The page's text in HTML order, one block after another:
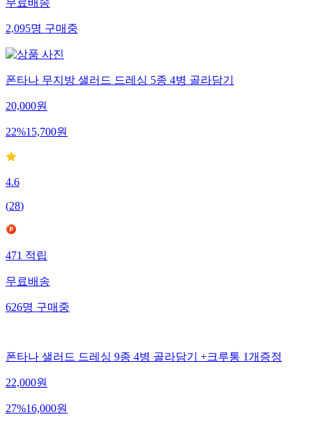
무료배송
2,095명구매중
폰타나 무지방 샐러드 드레싱 5종 4병 골라담기
20,000원
22%15,700원
4.6
(28)
471적립
무료배송
626명구매중
폰타나 샐러드 드레싱 9종 4병 골라담기 +크루통 1개증정
22,000원
27%16,000원